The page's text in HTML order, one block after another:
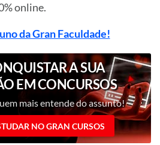
online.
da Gran Faculdade!
A SUA
EM CONCURSOS
mais entende do assunto!
NO GRAN CURSOS